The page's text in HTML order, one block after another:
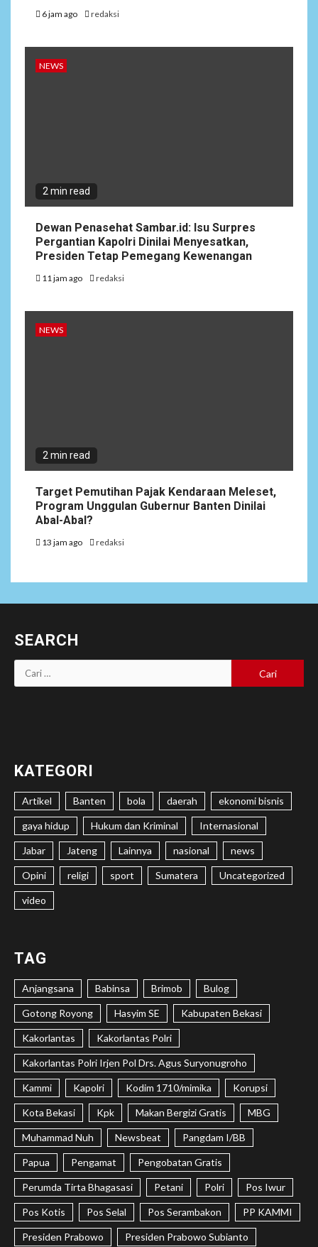
6 jam ago redaksi
NEWS
2 min read
Dewan Penasehat Sambar.id: Isu Surpres
Pergantian Kapolri Dinilai Menyesatkan,
Presiden Tetap Pemegang Kewenangan
11 jam ago redaksi
NEWS
2 min read
Target Pemutihan Pajak Kendaraan Meleset,
Program Unggulan Gubernur Banten Dinilai
Abal-Abal?
13 jam ago redaksi
SEARCH
Cari
untuk:
KATEGORI
Artikel Banten bola daerah ekonomi bisnis
gaya hidup Hukum dan Kriminal Internasional
Jabar Jateng Lainnya nasional news
Opini religi sport Sumatera Uncategorized
video
TAG
Anjangsana Babinsa Brimob Bulog
Gotong Royong Hasyim SE Kabupaten Bekasi
Kakorlantas Kakorlantas Polri
Kakorlantas Polri Irjen Pol Drs. Agus Suryonugroho
Kammi Kapolri Kodim 1710/mimika Korupsi
Kota Bekasi Kpk Makan Bergizi Gratis MBG
Muhammad Nuh Newsbeat Pangdam I/BB
Papua Pengamat Pengobatan Gratis
Perumda Tirta Bhagasasi Petani Polri Pos Iwur
Pos Kotis Pos Selal Pos Serambakon PP KAMMI
Presiden Prabowo Presiden Prabowo Subianto